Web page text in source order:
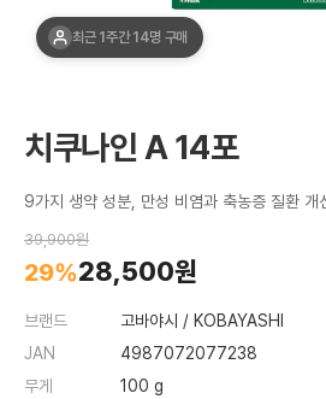
최근 1주간 14명 구매
치쿠나인 A 14포
39,900원
29%28,500원
브랜드
고바야시 / KOBAYASHI
JAN
4987072077238
무게
100 g